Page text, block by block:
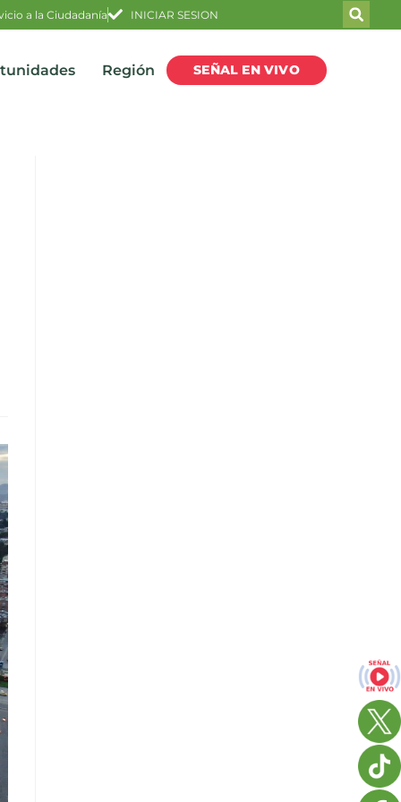
a la Ciudadanía INICIAR SESION
Región SEÑAL EN VIVO